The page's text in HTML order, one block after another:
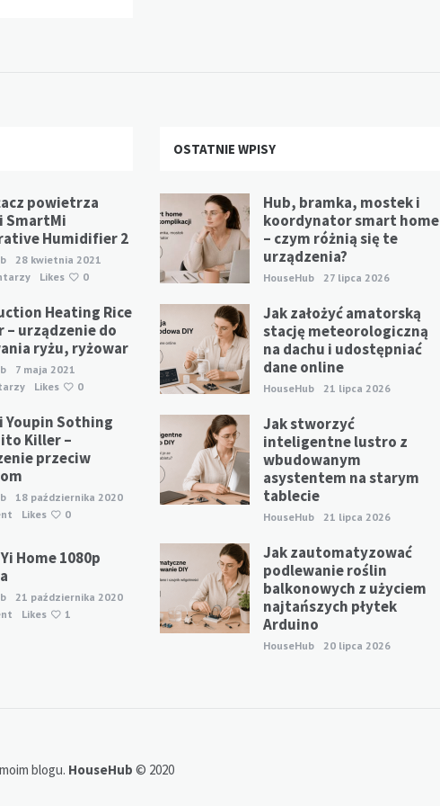
powietrza
SmartMi
Humidifier 2
28 kwietnia 2021
Likes 0
Heating Rice
– urządzenie do
ryżu, ryżowar
7 maja 2021
Likes 0
Youpin Sothing
Killer –
przeciw
18 października 2020
Likes 0
Home 1080p
21 października 2020
Likes 1
OSTATNIE WPISY
Hub, bramka, mostek i
koordynator smart home
– czym różnią się te
urządzenia?
HouseHub 27 lipca 2026
Jak założyć amatorską
stację meteorologiczną
na dachu i udostępniać
dane online
HouseHub 21 lipca 2026
Jak stworzyć
inteligentne lustro z
wbudowanym
asystentem na starym
tablecie
HouseHub 21 lipca 2026
Jak zautomatyzować
podlewanie roślin
balkonowych z użyciem
najtańszych płytek
Arduino
HouseHub 20 lipca 2026
blogu. HouseHub © 2020